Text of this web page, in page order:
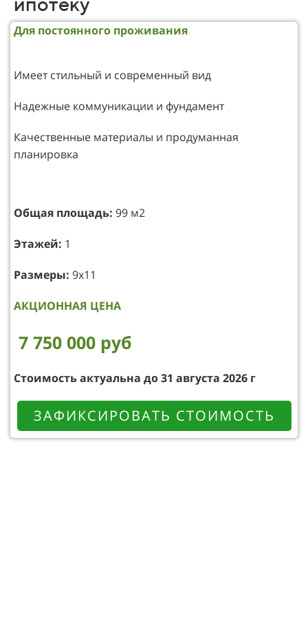
Для постоянного проживания
Имеет стильный и современный вид
Надежные коммуникации и фундамент
Качественные материалы и продуманная
планировка
Общая площадь: 99 м2
Этажей: 1
Размеры: 9х11
АКЦИОННАЯ ЦЕНА
7 750 000 руб
Стоимость актуальна до 31 августа 2026 г
ЗАФИКСИРОВАТЬ СТОИМОСТЬ